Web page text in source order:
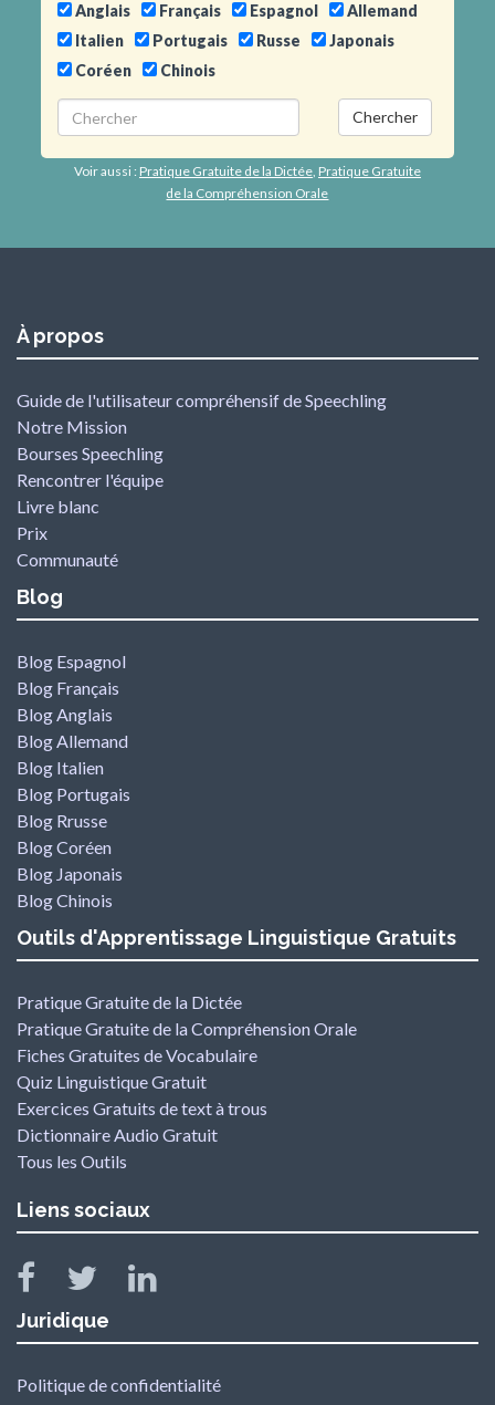
Anglais
Français Espagnol
Allemand
Italien
Portugais Russe
Japonais
Coréen
Chinois
Chercher
Voir aussi : Pratique Gratuite de la Dictée, Pratique Gratuite
de la Compréhension Orale
À propos
Guide de l'utilisateur compréhensif de Speechling
Notre Mission
Bourses Speechling
Rencontrer l'équipe
Livre blanc
Prix
Communauté
Blog
Blog Espagnol
Blog Français
Blog Anglais
Blog Allemand
Blog Italien
Blog Portugais
Blog Rrusse
Blog Coréen
Blog Japonais
Blog Chinois
Outils d'Apprentissage Linguistique Gratuits
Pratique Gratuite de la Dictée
Pratique Gratuite de la Compréhension Orale
Fiches Gratuites de Vocabulaire
Quiz Linguistique Gratuit
Exercices Gratuits de text à trous
Dictionnaire Audio Gratuit
Tous les Outils
Liens sociaux
Juridique
Politique de confidentialité